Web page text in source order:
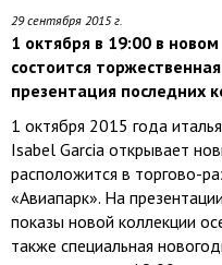
29 сентября 2015 г.
1 октября в 19:00 в
состоится
презентация последних
1 октября 2015 года
Isabel Garcia открывает
расположится в торгово-
«Авиапарк». На
показы новой коллекции
также специальная